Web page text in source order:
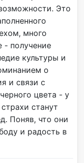
Это
много
- получение
культуры и
о
и связи с
цвета - у
станут
Поняв, что они
и радость в